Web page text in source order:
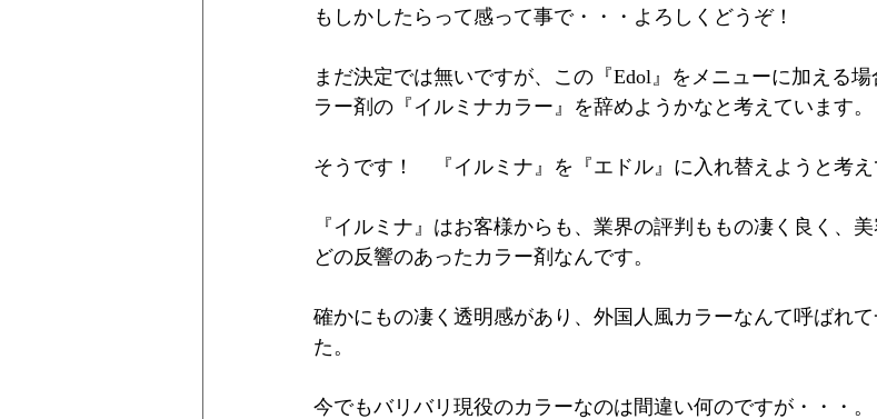
もしかしたらって感って事で・・・よろしくどうぞ！
まだ決定では無いですが、この『Edol』をメニューに加える
ラー剤の『イルミナカラー』を辞めようかなと考えています。
そうです！　『イルミナ』を『エドル』に入れ替えようと考え
『イルミナ』はお客様からも、業界の評判ももの凄く良く、
どの反響のあったカラー剤なんです。
確かにもの凄く透明感があり、外国人風カラーなんて呼ばれ
た。
今でもバリバリ現役のカラーなのは間違い何のですが・・・。